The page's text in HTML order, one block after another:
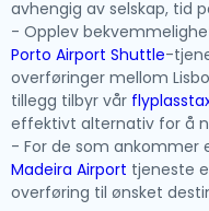
avhengig av selskap, tid
- Opplev
Porto Airport Shuttle-
overføringer mellom
tillegg tilbyr vår
effektivt alternativ for å
- For de som ankommer
Madeira Airport tjeneste
overføring til ønsket